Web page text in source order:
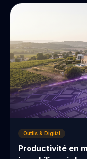
Outils & Digital
Productivité en